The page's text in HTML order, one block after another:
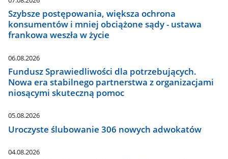
Szybsze postępowania, większa ochrona
konsumentów i mniej obciążone sądy - ustawa
frankowa weszła w życie
06.08.2026
Fundusz Sprawiedliwości dla potrzebujących.
Nowa era stabilnego partnerstwa z organizacjami
niosącymi skuteczną pomoc
05.08.2026
Uroczyste ślubowanie 306 nowych adwokatów
04.08.2026